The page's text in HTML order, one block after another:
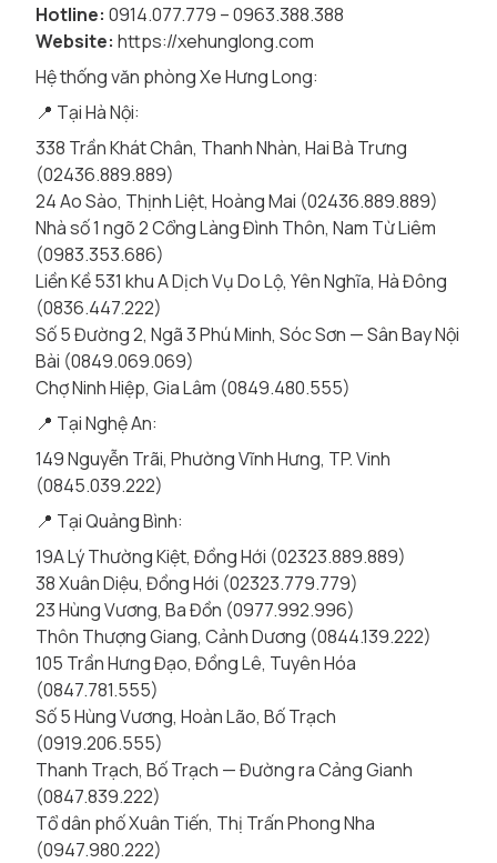
Hotline: 0914.077.779 – 0963.388.388
Website: https://xehunglong.com
Hệ thống văn phòng Xe Hưng Long:
📍 Tại Hà Nội:
338 Trần Khát Chân, Thanh Nhàn, Hai Bà Trưng
(02436.889.889)
24 Ao Sào, Thịnh Liệt, Hoàng Mai (02436.889.889)
Nhà số 1 ngõ 2 Cổng Làng Đình Thôn, Nam Từ Liêm
(0983.353.686)
Liền Kề 531 khu A Dịch Vụ Do Lộ, Yên Nghĩa, Hà Đông
(0836.447.222)
Số 5 Đường 2, Ngã 3 Phú Minh, Sóc Sơn — Sân Bay Nội
Bài (0849.069.069)
Chợ Ninh Hiệp, Gia Lâm (0849.480.555)
📍 Tại Nghệ An:
149 Nguyễn Trãi, Phường Vĩnh Hưng, TP. Vinh
(0845.039.222)
📍 Tại Quảng Bình:
19A Lý Thường Kiệt, Đồng Hới (02323.889.889)
38 Xuân Diệu, Đồng Hới (02323.779.779)
23 Hùng Vương, Ba Đồn (0977.992.996)
Thôn Thượng Giang, Cảnh Dương (0844.139.222)
105 Trần Hưng Đạo, Đồng Lê, Tuyên Hóa
(0847.781.555)
Số 5 Hùng Vương, Hoàn Lão, Bố Trạch
(0919.206.555)
Thanh Trạch, Bố Trạch — Đường ra Cảng Gianh
(0847.839.222)
Tổ dân phố Xuân Tiến, Thị Trấn Phong Nha
(0947.980.222)